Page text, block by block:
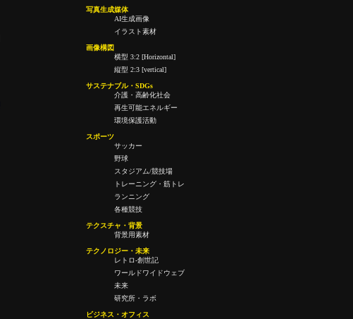
写真生成媒体
AI生成画像
イラスト素材
画像構図
横型 3:2 [Horizontal]
縦型 2:3 [vertical]
サステナブル・SDGs
介護・高齢化社会
再生可能エネルギー
環境保護活動
スポーツ
サッカー
野球
スタジアム/競技場
トレーニング・筋トレ
ランニング
各種競技
テクスチャ・背景
背景用素材
テクノロジー・未来
レトロ-創世記
ワールドワイドウェブ
未来
研究所・ラボ
ビジネス・オフィス